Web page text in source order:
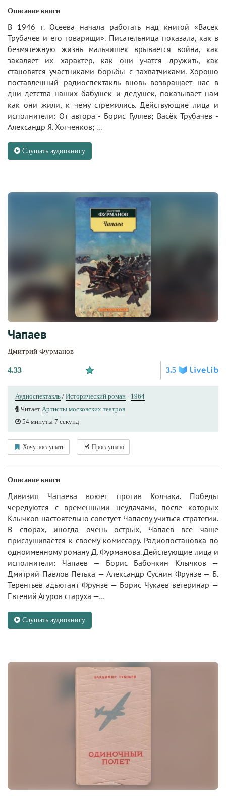
Описание книги
В 1946 г. Осеева начала работать над книгой «Васек
Трубачев и его товарищи». Писательница показала, как в
безмятежную жизнь мальчишек врывается война, как
закаляет их характер, как они учатся дружить, как
становятся участниками борьбы с захватчиками. Хорошо
поставленный радиоспектакль вновь возвращает нас в
дни детства наших бабушек и дедушек, показывает нам
как они жили, к чему стремились. Действующие лица и
исполнители: От автора - Борис Гуляев; Васёк Трубачев -
Александр Я. Хотченков; ...
Слушать аудиокнигу
Чапаев
Дмитрий Фурманов
4.33 3.5
Аудиоспектакль / Исторический роман · 1964
Читает Артисты московских театров
54 минуты 7 секунд
Хочу послушать Прослушано
Описание книги
Дивизия Чапаева воюет против Колчака. Победы
чередуются с временными неудачами, после которых
Клычков настоятельно советует Чапаеву учиться стратегии.
В спорах, иногда очень острых, Чапаев все чаще
прислушивается к своему комиссару. Радиопостановка по
одноименному роману Д. Фурманова. Действующие лица и
исполнители: Чапаев — Борис Бабочкин Клычков —
Дмитрий Павлов Петька — Александр Суснин Фрунзе — Б.
Терентьев адьютант Фрунзе — Борис Чукаев ветеринар —
Евгений Агуров старуха —...
Слушать аудиокнигу